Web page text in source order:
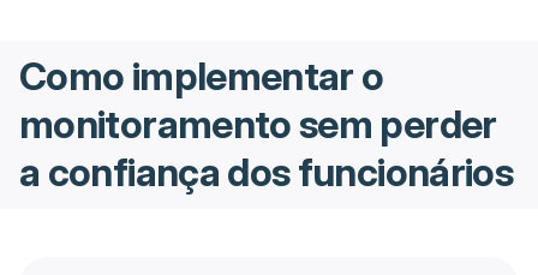
Como implementar o
monitoramento sem perder
a confiança dos funcionários